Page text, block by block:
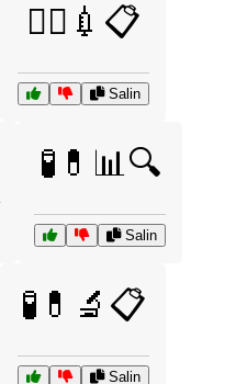
🧑‍⚕️💉📋
Salin
🧪💊📊🔍
Salin
🧪💊🔬📋
Salin